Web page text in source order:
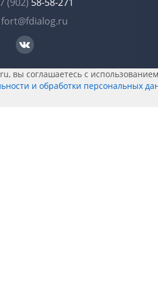
fort@fdialog.ru
вы соглашаетесь с
и обработки персональных